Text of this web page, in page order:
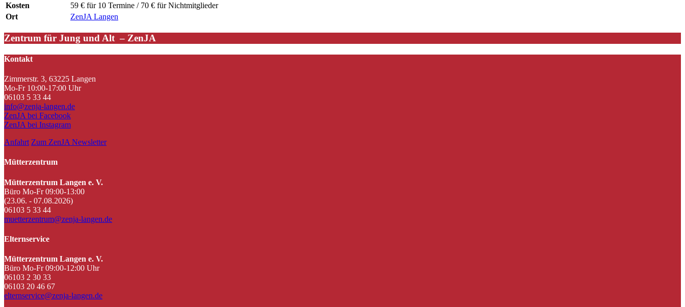
Kosten
59 € für 10 Termine / 70 € für Nichtmitglieder
Ort
ZenJA Langen
Zentrum für Jung und Alt – ZenJA
Kontakt
Zimmerstr. 3, 63225 Langen
Mo-Fr 10:00-17:00 Uhr
06103 5 33 44
info@zenja-langen.de
ZenJA bei Facebook
ZenJA bei Instagram
Anfahrt Zum ZenJA Newsletter
Mütterzentrum
Mütterzentrum Langen e. V.
Büro Mo-Fr 09:00-13:00
(23.06. - 07.08.2026)
06103 5 33 44
muetterzentrum@zenja-langen.de
Elternservice
Mütterzentrum Langen e. V.
Büro Mo-Fr 09:00-12:00 Uhr
06103 2 30 33
06103 20 46 67
elternservice@zenja-langen.de